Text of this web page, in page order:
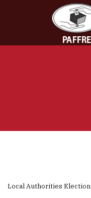
Local Authorities Election